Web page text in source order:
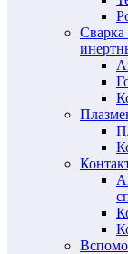
Сварка